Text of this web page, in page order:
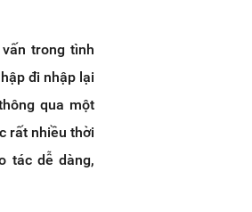
trong tình
đi nhập lại
qua một
rất nhiều thời
tác dễ dàng,